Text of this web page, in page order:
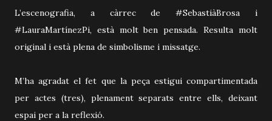
L’escenografia, a càrrec de #SebastiàBrosa i
#LauraMartínezPi, està molt ben pensada. Resulta molt
original i està plena de simbolisme i missatge.
M’ha agradat el fet que la peça estigui compartimentada
per actes (tres), plenament separats entre ells, deixant
espai per a la reflexió.